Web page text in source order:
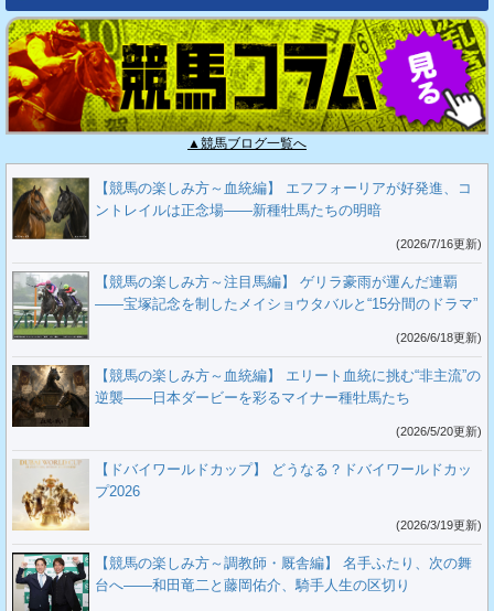
▲競馬ブログ一覧へ
【競馬の楽しみ方～血統編】 エフフォーリアが好発進、コ
ントレイルは正念場――新種牡馬たちの明暗
(2026/7/16更新)
【競馬の楽しみ方～注目馬編】 ゲリラ豪雨が運んだ連覇
――宝塚記念を制したメイショウタバルと“15分間のドラマ”
(2026/6/18更新)
【競馬の楽しみ方～血統編】 エリート血統に挑む“非主流”の
逆襲――日本ダービーを彩るマイナー種牡馬たち
(2026/5/20更新)
【ドバイワールドカップ】 どうなる？ドバイワールドカッ
プ2026
(2026/3/19更新)
【競馬の楽しみ方～調教師・厩舎編】 名手ふたり、次の舞
台へ――和田竜二と藤岡佑介、騎手人生の区切り